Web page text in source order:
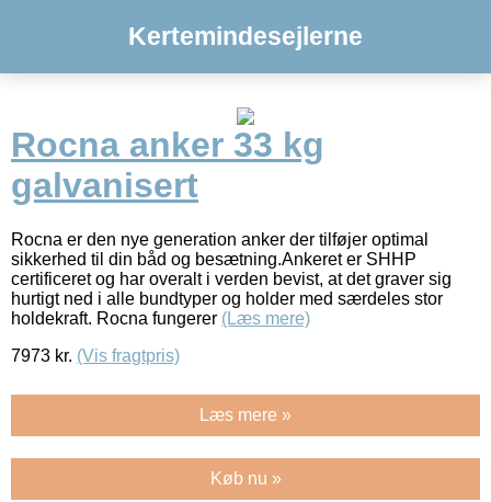
Kertemindesejlerne
Rocna anker 33 kg
galvanisert
Rocna er den nye generation anker der tilføjer optimal
sikkerhed til din båd og besætning.Ankeret er SHHP
certificeret og har overalt i verden bevist, at det graver sig
hurtigt ned i alle bundtyper og holder med særdeles stor
holdekraft. Rocna fungerer (Læs mere)
7973 kr. (Vis fragtpris)
Læs mere »
Køb nu »